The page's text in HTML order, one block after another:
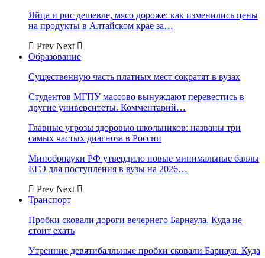
Яйца и рис дешевле, мясо дороже: как изменились цены
на продукты в Алтайском крае за…
Prev Next
Образование
Существенную часть платных мест сократят в вузах
Студентов МГПУ массово вынуждают перевестись в
другие университеты. Комментарий…
Главные угрозы здоровью школьников: названы три
самых частых диагноза в России
Минобрнауки РФ утвердило новые минимальные баллы
ЕГЭ для поступления в вузы на 2026…
Prev Next
Транспорт
Пробки сковали дороги вечернего Барнаула. Куда не
стоит ехать
Утренние девятибалльные пробки сковали Барнаул. Куда